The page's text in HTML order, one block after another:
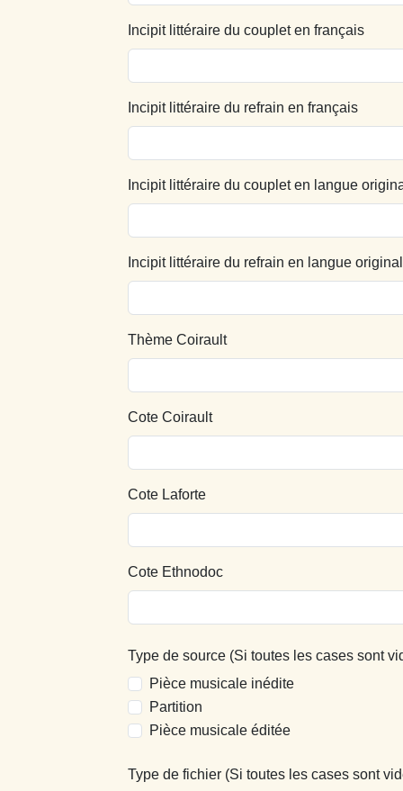
Incipit littéraire du couplet en français
Incipit littéraire du refrain en français
Incipit littéraire du couplet en langue
Incipit littéraire du refrain en langue
Thème Coirault
Cote Coirault
Cote Laforte
Cote Ethnodoc
Type de source (Si toutes les cases sont
Pièce musicale inédite
Partition
Pièce musicale éditée
Type de fichier (Si toutes les cases sont